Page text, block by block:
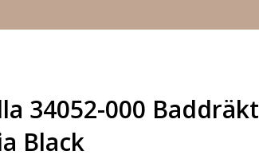
34052-000 Baddräkt
Black